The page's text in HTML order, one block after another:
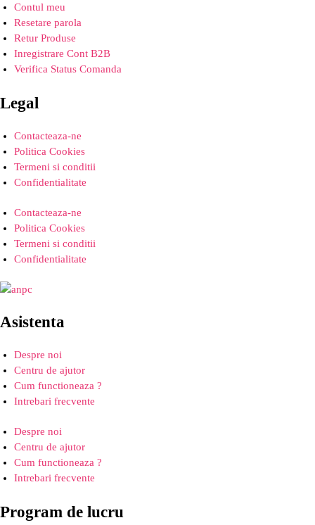
Contul meu
Resetare parola
Retur Produse
Inregistrare Cont B2B
Verifica Status Comanda
Legal
Contacteaza-ne
Politica Cookies
Termeni si conditii
Confidentialitate
Contacteaza-ne
Politica Cookies
Termeni si conditii
Confidentialitate
Asistenta
Despre noi
Centru de ajutor
Cum functioneaza ?
Intrebari frecvente
Despre noi
Centru de ajutor
Cum functioneaza ?
Intrebari frecvente
Program de lucru